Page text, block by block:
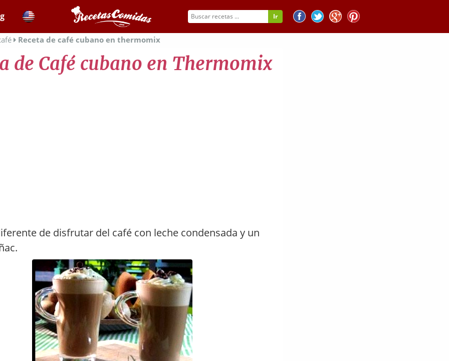
Receta de café cubano en thermomix
de Café cubano en Thermomix
de disfrutar del café con leche condensada y un